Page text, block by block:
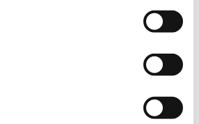
Fenster.
Komponieren Sie Ihre